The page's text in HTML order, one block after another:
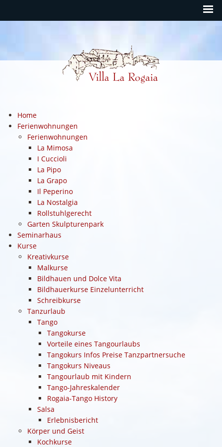
Home
Ferienwohnungen
Ferienwohnungen
La Mimosa
I Cuccioli
La Pipo
La Grapo
Il Peperino
La Nostalgia
Rollstuhlgerecht
Garten Skulpturenpark
Seminarhaus
Kurse
Kreativkurse
Malkurse
Bildhauen und Dolce Vita
Bildhauerkurse Einzelunterricht
Schreibkurse
Tanzurlaub
Tango
Tangokurse
Vorteile eines Tangourlaubs
Tangokurs Infos Preise Tanzpartnersuche
Tangokurs Niveaus
Tangourlaub mit Kindern
Tango-Jahreskalender
Rogaia-Tango History
Salsa
Erlebnisbericht
Körper und Geist
Kochkurse